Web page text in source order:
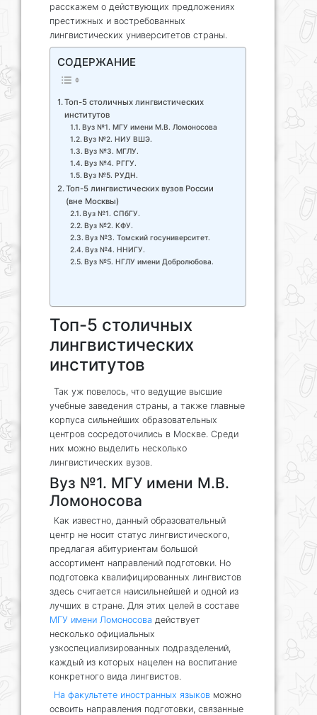
расскажем о действующих предложениях
престижных и востребованных
лингвистических университетов страны.
СОДЕРЖАНИЕ
Топ-5 столичных лингвистических
институтов
Вуз №1. МГУ имени М.В. Ломоносова
Вуз №2. НИУ ВШЭ.
Вуз №3. МГЛУ.
Вуз №4. РГГУ.
Вуз №5. РУДН.
Топ-5 лингвистических вузов России
(вне Москвы)
Вуз №1. СПбГУ.
Вуз №2. КФУ.
Вуз №3. Томский госуниверситет.
Вуз №4. ННИГУ.
Вуз №5. НГЛУ имени Добролюбова.
Топ-5 столичных
лингвистических
институтов
Так уж повелось, что ведущие высшие
учебные заведения страны, а также главные
корпуса сильнейших образовательных
центров сосредоточились в Москве. Среди
них можно выделить несколько
лингвистических вузов.
Вуз №1. МГУ имени М.В.
Ломоносова
Как известно, данный образовательный
центр не носит статус лингвистического,
предлагая абитуриентам большой
ассортимент направлений подготовки. Но
подготовка квалифицированных лингвистов
здесь считается наисильнейшей и одной из
лучших в стране. Для этих целей в составе
МГУ имени Ломоносова действует
несколько официальных
узкоспециализированных подразделений,
каждый из которых нацелен на воспитание
конкретного вида лингвистов.
На факультете иностранных языков можно
освоить направления подготовки, связанные